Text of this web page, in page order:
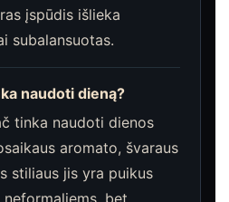
įspūdis išlieka
subalansuotas.
naudoti dieną?
tinka naudoti dienos
aromato, švaraus
stiliaus jis yra puikus